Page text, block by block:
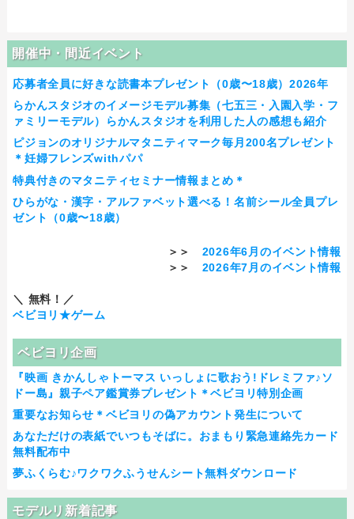
開催中・間近イベント
応募者全員に好きな読書本プレゼント（0歳〜18歳）2026年
らかんスタジオのイメージモデル募集（七五三・入園入学・フ
ァミリーモデル）らかんスタジオを利用した人の感想も紹介
ピジョンのオリジナルマタニティマーク毎月200名プレゼント
＊妊婦フレンズwithパパ
特典付きのマタニティセミナー情報まとめ＊
ひらがな・漢字・アルファベット選べる！名前シール全員プレ
ゼント（0歳〜18歳）
＞＞ 2026年6月のイベント情報
＞＞ 2026年7月のイベント情報
＼ 無料！／
ベビヨリ★ゲーム
ベビヨリ企画
『映画 きかんしゃトーマス いっしょに歌おう!ドレミファ♪ソ
ドー島』親子ペア鑑賞券プレゼント＊ベビヨリ特別企画
重要なお知らせ＊ベビヨリの偽アカウント発生について
あなただけの表紙でいつもそばに。おまもり緊急連絡先カード
無料配布中
夢ふくらむ♪ワクワクふうせんシート無料ダウンロード
モデルリ新着記事